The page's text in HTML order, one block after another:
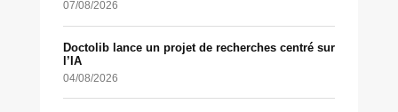
07/08/2026
Doctolib lance un projet de recherches centré sur
l’IA
04/08/2026